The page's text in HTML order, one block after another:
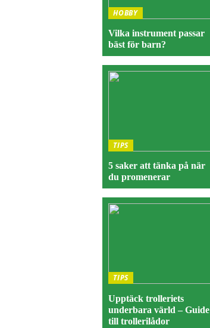
HOBBY
Vilka instrument passar
bäst för barn?
TIPS
5 saker att tänka på när
du promenerar
TIPS
Upptäck trolleriets
underbara värld – Guide
till trollerilådor